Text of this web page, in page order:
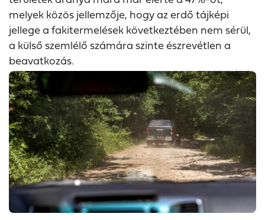
melyek közös jellemzője, hogy az erdő tájképi
jellege a fakitermelések következtében nem sérül,
a külső szemlélő számára szinte észrevétlen a
beavatkozás.